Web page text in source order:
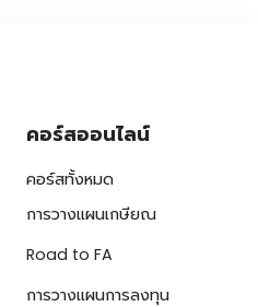
คอร์สออนไลน์
คอร์สทั้งหมด
การวางแผนเกษียณ
Road to FA
การวางแผนการลงทุน